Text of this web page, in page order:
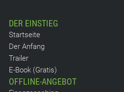
DER EINSTIEG
Startseite
Der Anfang
Trailer
E-Book (Gratis)
OFFLINE-ANGEBOT